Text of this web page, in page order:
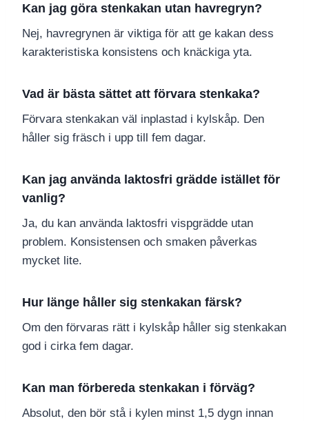
Kan jag göra stenkakan utan havregryn?
Nej, havregrynen är viktiga för att ge kakan dess
karakteristiska konsistens och knäckiga yta.
Vad är bästa sättet att förvara stenkaka?
Förvara stenkakan väl inplastad i kylskåp. Den
håller sig fräsch i upp till fem dagar.
Kan jag använda laktosfri grädde istället för
vanlig?
Ja, du kan använda laktosfri vispgrädde utan
problem. Konsistensen och smaken påverkas
mycket lite.
Hur länge håller sig stenkakan färsk?
Om den förvaras rätt i kylskåp håller sig stenkakan
god i cirka fem dagar.
Kan man förbereda stenkakan i förväg?
Absolut, den bör stå i kylen minst 1,5 dygn innan